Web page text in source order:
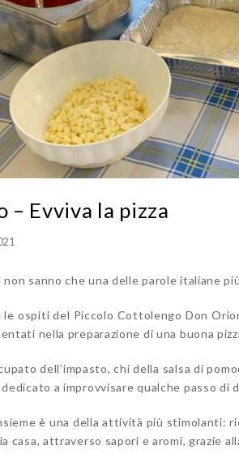
– Evviva la pizza
sanno che una delle parole italiane
le ospiti del Piccolo Cottolengo Don
nella preparazione di una buona
dell’impasto, chi della salsa di
a improvvisare qualche passo di
è una della attività più stimolanti:
casa, attraverso sapori e aromi, grazie